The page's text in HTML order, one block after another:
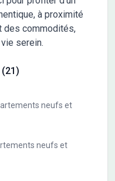
à proximité
des commodités,
serein.
neufs et
neufs et